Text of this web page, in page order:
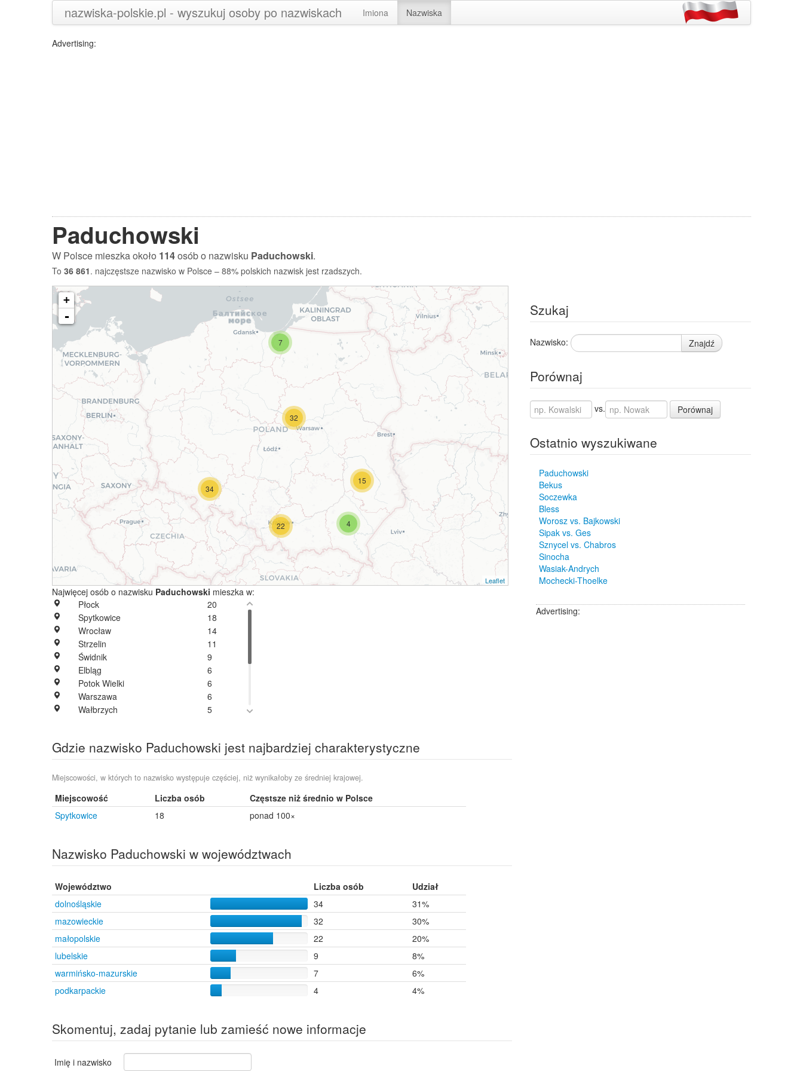
nazwiska-polskie.pl - wyszukuj osoby po nazwiskach Imiona Nazwiska
Advertising:
Paduchowski
W Polsce mieszka około 114osób o nazwisku Paduchowski.
To 36 861. najczęstsze nazwisko w Polsce – 88% polskich nazwisk jest rzadszych.
4
15
7
32
22
34
+
-
Leaflet
Najwięcej osób o nazwisku Paduchowski mieszka w:
Płock
20
Spytkowice
18
Wrocław
14
Strzelin
11
Świdnik
9
Elbląg
6
Potok Wielki
6
Warszawa
6
Wałbrzych
5
Rzeszów
4
Wadowice
4
Bodzanów
1
Morąg
Gdzie nazwisko Paduchowski jest najbardziej charakterystyczne
Miejscowości, w których to nazwisko występuje częściej, niż wynikałoby ze średniej krajowej.
Miejscowość Liczba osób
Częstsze niż średnio w Polsce
Spytkowice
18 ponad 100×
Nazwisko Paduchowski w województwach
Województwo Liczba osób
Udział
dolnośląskie
34
31%
mazowieckie
32
30%
małopolskie
22
20%
lubelskie
9
8%
warmińsko-mazurskie
7
6%
podkarpackie
4 4%
Skomentuj, zadaj pytanie lub zamieść nowe informacje
Imię i nazwisko
Szukaj
Nazwisko: Znajdź
Porównaj
vs. Porównaj
Ostatnio wyszukiwane
Paduchowski
Bekus
Soczewka
Bless
Worosz vs. Bajkowski
Sipak vs. Ges
Sznycel vs. Chabros
Sinocha
Wasiak-Andrych
Mochecki-Thoelke
Advertising: